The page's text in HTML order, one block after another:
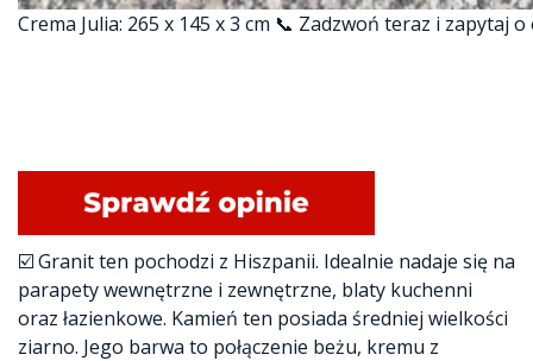
Crema Julia: 265 x 145 x 3 cm 📞 Zadzwoń teraz i zapytaj
☑️ Granit ten pochodzi z Hiszpanii. Idealnie nadaje się na
parapety wewnętrzne i zewnętrzne, blaty kuchenni
oraz łazienkowe. Kamień ten posiada średniej wielkości
ziarno. Jego barwa to połączenie beżu, kremu z